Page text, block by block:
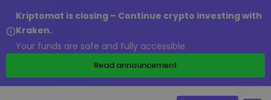
Kriptomat is closing – Continue crypto investing with
Kraken.
Your funds are safe and fully accessible.
Read announcement